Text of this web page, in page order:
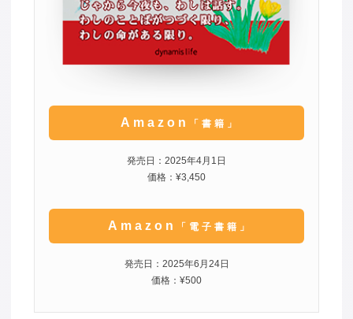
Amazon 「書籍」
発売日：2025年4月1日
価格：¥3,450
Amazon 「電子書籍」
発売日：2025年6月24日
価格：¥500